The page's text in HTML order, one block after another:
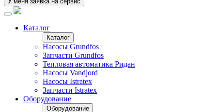
Каталог
Каталог
Насосы Grundfos
Запчасти Grundfos
Тепловая автоматика Ридан
Насосы Vandjord
Насосы Istratex
Запчасти Istratex
Оборудование
Оборудование